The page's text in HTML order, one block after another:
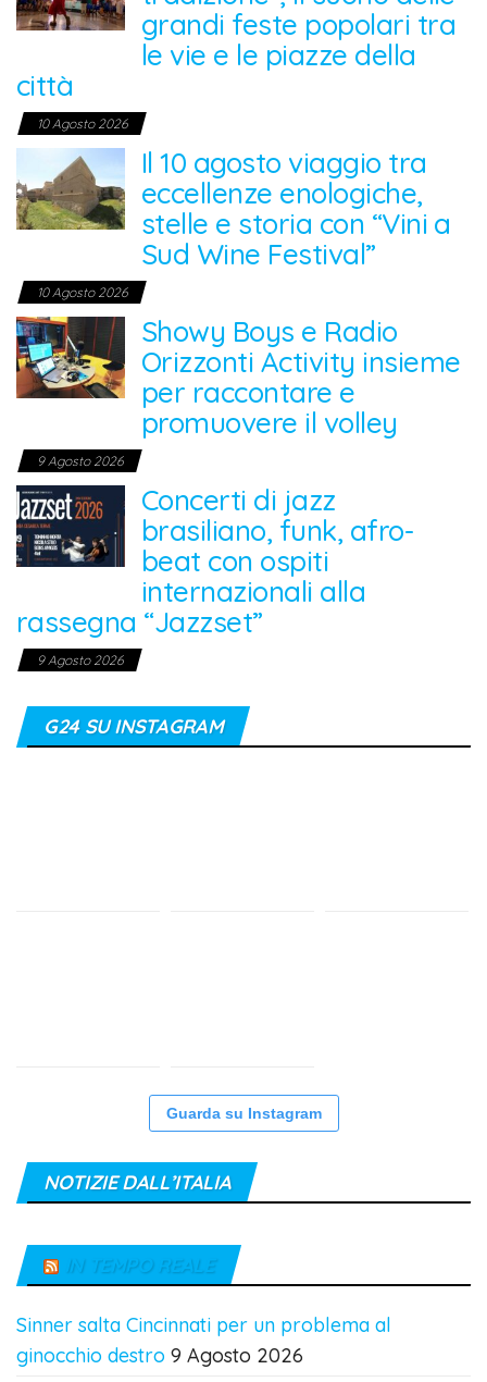
grandi feste popolari tra
le vie e le piazze della
città
10 Agosto 2026
Il 10 agosto viaggio tra
eccellenze enologiche,
stelle e storia con “Vini a
Sud Wine Festival”
10 Agosto 2026
Showy Boys e Radio
Orizzonti Activity insieme
per raccontare e
promuovere il volley
9 Agosto 2026
Concerti di jazz
brasiliano, funk, afro-
beat con ospiti
internazionali alla
rassegna “Jazzset”
9 Agosto 2026
G24 SU INSTAGRAM
Guarda su Instagram
NOTIZIE DALL’ITALIA
IN TEMPO REALE
Sinner salta Cincinnati per un problema al
ginocchio destro 9 Agosto 2026